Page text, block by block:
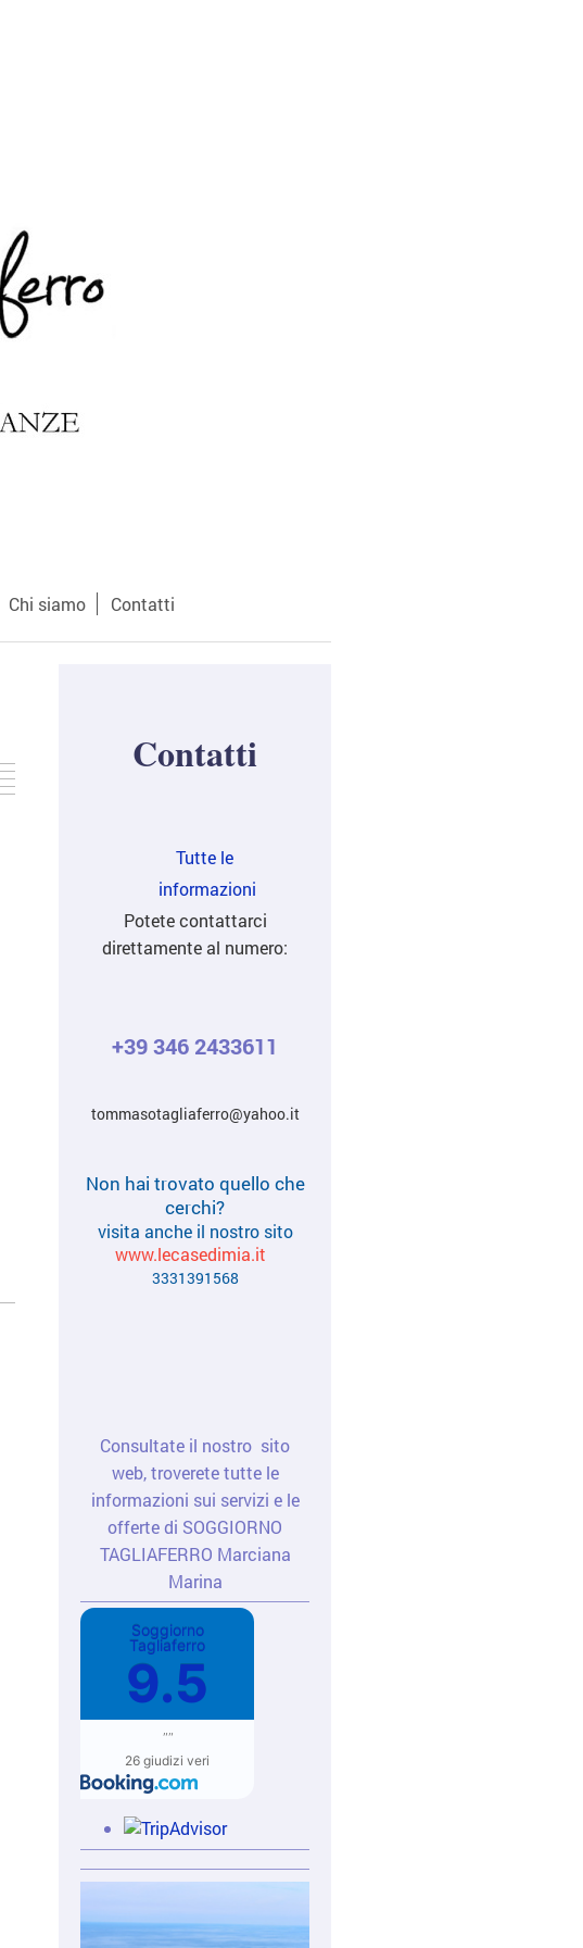
Chi siamo Contatti
Contatti
Tutte le
informazioni
Potete contattarci
direttamente al numero:
+39 346 2433611
tommasotagliaferro@yahoo.it
Non hai trovato quello che
cerchi?
visita anche il nostro sito
www.lecasedimia.it
3331391568
Consultate il nostro sito
web, troverete tutte le
informazioni sui servizi e le
offerte di SOGGIORNO
TAGLIAFERRO Marciana
Marina
Soggiorno
Tagliaferro
9.5
""
26 giudizi veri